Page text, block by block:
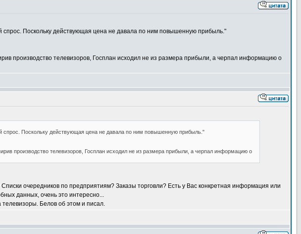
Поскольку действующая цена не давала по ним повышенную прибыль."
производство телевизоров, Госплан исходил не из размера прибыли, а черпал информацию о
спрос. Поскольку действующая цена не давала по ним повышенную прибыль."
производство телевизоров, Госплан исходил не из размера прибыли, а черпал информацию о
очередников по предприятиям? Заказы торговли? Есть у Вас конкретная информация или
данных, очень это интересно...
телевизоры. Белов об этом и писал.